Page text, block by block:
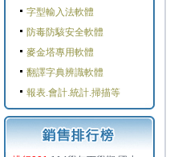
字型輸入法軟體
防毒防駭安全軟體
麥金塔專用軟體
翻譯字典辨識軟體
報表.會計.統計.掃描等